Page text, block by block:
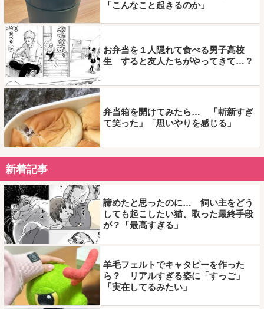
「こんなこと起きるのか」
お弁当を１人隠れて食べる男子高校
生 すると友人たちがやってきて…？
弁当箱を開けてみたら… 「斬新すぎ
て笑った」「思いやりを感じる」
新着記事
諦めたと思ったのに… 飼い主をどう
しても起こしたい猫、取った最終手段
が？「最高すぎる」
羊毛フェルトでキャタピーを作った
ら？ リアルすぎる姿に「すっご」
「実在してるみたい」